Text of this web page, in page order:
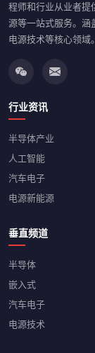
程师和行业从业者提
源等一站式服务。涵
电源技术等核心领域。
行业资讯
半导体产业
人工智能
汽车电子
电源新能源
垂直频道
半导体
嵌入式
汽车电子
电源技术